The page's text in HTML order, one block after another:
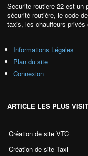
Securite-routiere-22 est
sécurité routière, le code
taxis, les chauffeurs
Informations Légales
Plan du site
Connexion
ARTICLE LES PLUS
Création de site VTC
Création de site Taxi